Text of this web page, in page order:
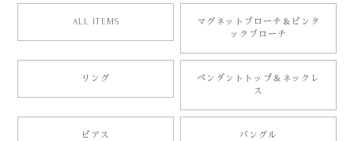
ALL ITEMS
マグネットブローチ＆ピンタ
ックブローチ
リング
ペンダントトップ＆ネックレ
ス
ピアス バングル